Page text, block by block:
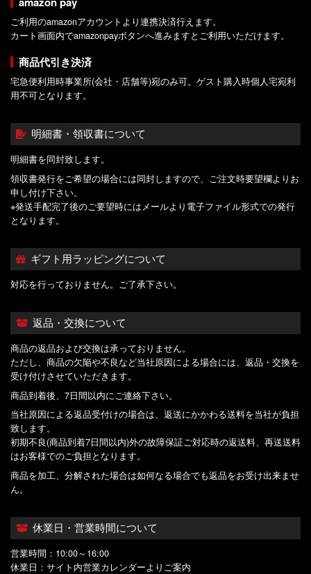
ご利用のamazonアカウントより連携決済行えます。
カート画面内でamazonpayボタンへ進みますとご利用いただけます。
商品代引き決済
宅急便利用時事業所(会社・店舗等)宛のみ可。ゲスト購入時個人宅宛利
用不可となります。
明細書・領収書について
明細書を同封致します。
領収書発行をご希望の場合には同封しますので、ご注文時要望欄よりお
申し付け下さい。
※発送手配完了後のご要望時にはメールより電子ファイル形式での発行
となります。
ギフト用ラッピングについて
対応を行っておりません。ご了承下さい。
返品・交換について
商品の返品および交換は承っておりません。
ただし、商品の欠陥や不良など当社原因による場合には、返品・交換を
受け付けさせていただきます。
商品到着後、7日間以内にご連絡下さい。
当社原因による返品受付けの場合は、返送にかかわる送料を当社が負担
致します。
初期不良(商品到着7日間以内)外の故障保証ご対応時の返送料、再送送料
はお客様でのご負担となります。
商品を加工、分解された場合は如何なる場合でも返品をお受け出来ませ
ん。
休業日・営業時間について
営業時間：10:00～16:00
休業日：サイト内営業カレンダーよりご案内